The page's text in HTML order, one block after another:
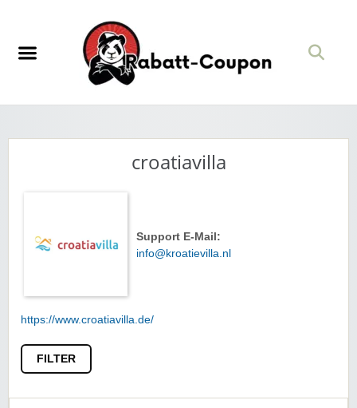
croatiavilla
Support E-Mail:
info@kroatievilla.nl
https://www.croatiavilla.de/
FILTER